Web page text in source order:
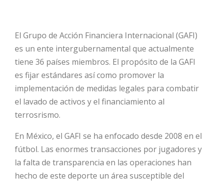
HOT
HOT
El Grupo de Acción Financiera Internacional (GAFI)
es un ente intergubernamental que actualmente
tiene 36 países miembros. El propósito de la GAFI
es fijar estándares así como promover la
implementación de medidas legales para combatir
el lavado de activos y el financiamiento al
terrosrismo.
En México, el GAFI se ha enfocado desde 2008 en el
fútbol. Las enormes transacciones por jugadores y
la falta de transparencia en las operaciones han
hecho de este deporte un área susceptible del